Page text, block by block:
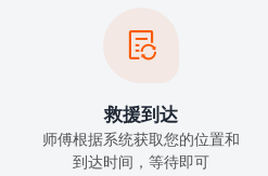

救援到达
师傅根据系统获取您的位置和
到达时间，等待即可